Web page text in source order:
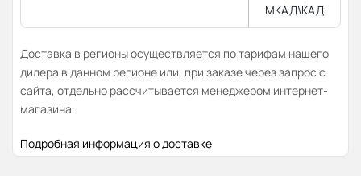
МКАД\КАД
Доставка в регионы осуществляется по тарифам нашего
дилера в данном регионе или, при заказе через запрос с
сайта, отдельно рассчитывается менеджером интернет-
магазина.
Подробная информация о доставке